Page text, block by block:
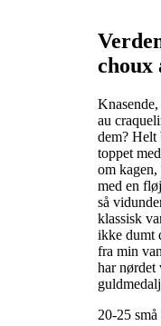
choux
au
dem? Helt
toppet
om kagen,
med en
så
klassisk
ikke dumt
fra min
har nørdet
20-25 små